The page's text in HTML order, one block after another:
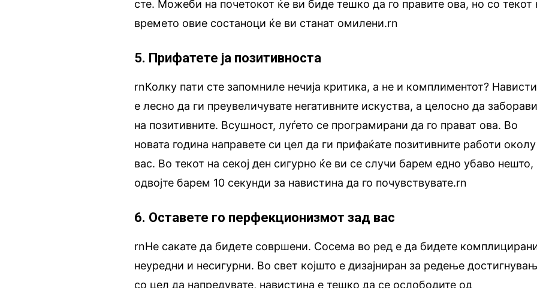
сте. Можеби на почетокот ќе ви биде тешко да го правите ова, но со текот
времето овие состаноци ќе ви станат омилени.rn
5. Прифатете ја позитивноста
rnКолку пати сте запомниле нечија критика, а не и комплиментот?
е лесно да ги преувеличувате негативните искуства, а целосно да
на позитивните. Всушност, луѓето се програмирани да го прават ова. Во
новата година направете си цел да ги прифаќате позитивните работи околу
вас. Во текот на секој ден сигурно ќе ви се случи барем едно убаво нешто,
одвојте барем 10 секунди за навистина да го почувствувате.rn
6. Оставете го перфекционизмот зад вас
rnНе сакате да бидете совршени. Сосема во ред е да бидете
неуредни и несигурни. Во свет којшто е дизајниран за редење
со цел да напредувате, навистина е тешко да се ослободите од